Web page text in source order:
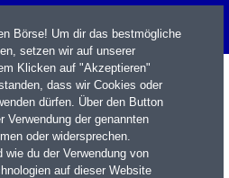
Börse! Um dir das bestmögliche
setzen wir auf unserer
Klicken auf "Akzeptieren"
dass wir Cookies oder
dürfen. Über den Button
der genannten
oder widersprechen.
wie du der Verwendung von
auf dieser Website